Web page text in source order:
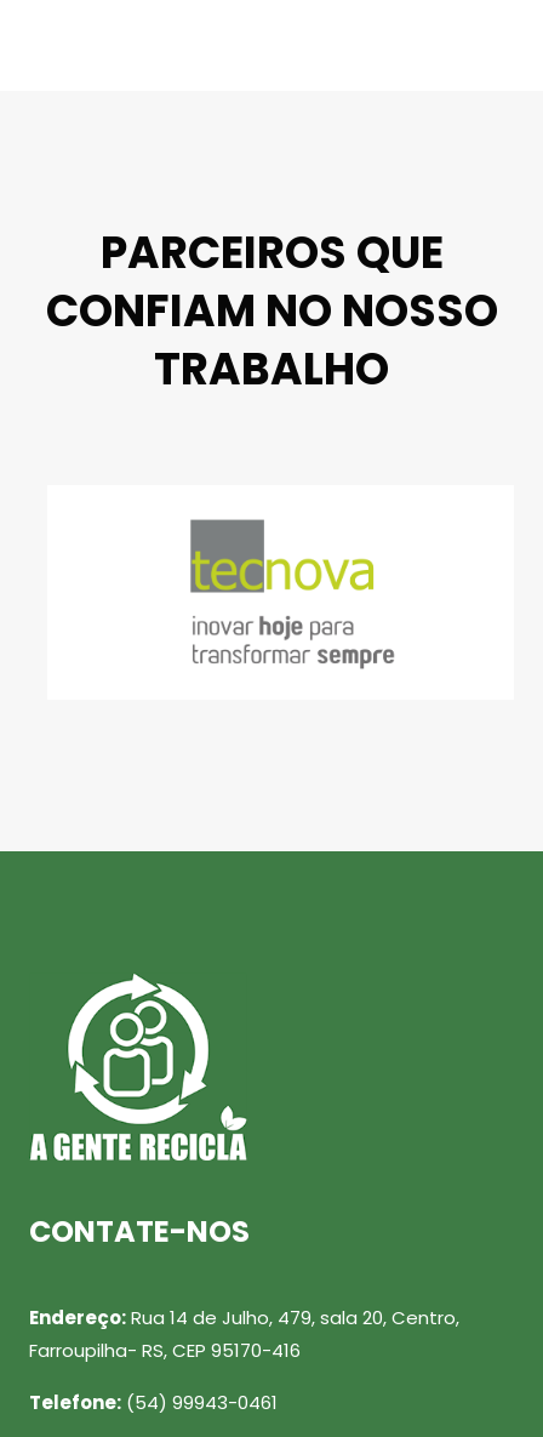
PARCEIROS QUE
CONFIAM NO NOSSO
TRABALHO
CONTATE-NOS
Endereço:Rua 14 de Julho, 479, sala 20, Centro,
Farroupilha- RS, CEP 95170-416
Telefone: (54) 99943-0461